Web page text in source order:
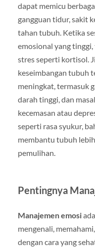
dapat memicu
gangguan tidur, sakit
tahan tubuh. Ketika
emosional yang
stres seperti kortisol.
keseimbangan tubuh
meningkat, termasuk
darah tinggi, dan
kecemasan atau
seperti rasa syukur,
membantu tubuh
pemulihan.
Pentingnya
Manajemen emosi
mengenali,
dengan cara yang